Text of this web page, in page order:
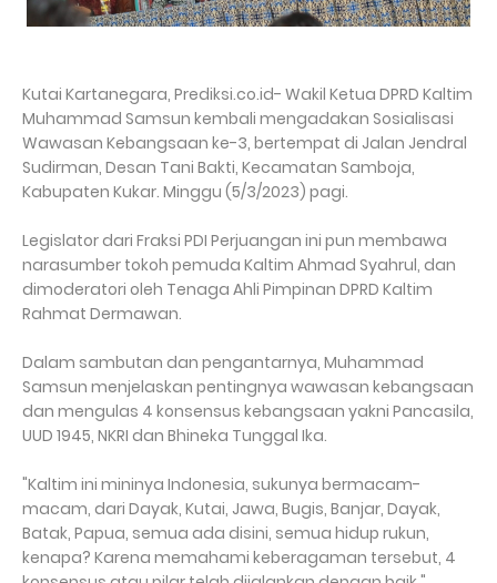
Kutai Kartanegara, Prediksi.co.id- Wakil Ketua DPRD Kaltim
Muhammad Samsun kembali mengadakan Sosialisasi
Wawasan Kebangsaan ke-3, bertempat di Jalan Jendral
Sudirman, Desan Tani Bakti, Kecamatan Samboja,
Kabupaten Kukar. Minggu (5/3/2023) pagi.
Legislator dari Fraksi PDI Perjuangan ini pun membawa
narasumber tokoh pemuda Kaltim Ahmad Syahrul, dan
dimoderatori oleh Tenaga Ahli Pimpinan DPRD Kaltim
Rahmat Dermawan.
Dalam sambutan dan pengantarnya, Muhammad
Samsun menjelaskan pentingnya wawasan kebangsaan
dan mengulas 4 konsensus kebangsaan yakni Pancasila,
UUD 1945, NKRI dan Bhineka Tunggal Ika.
"Kaltim ini mininya Indonesia, sukunya bermacam-
macam, dari Dayak, Kutai, Jawa, Bugis, Banjar, Dayak,
Batak, Papua, semua ada disini, semua hidup rukun,
kenapa? Karena memahami keberagaman tersebut, 4